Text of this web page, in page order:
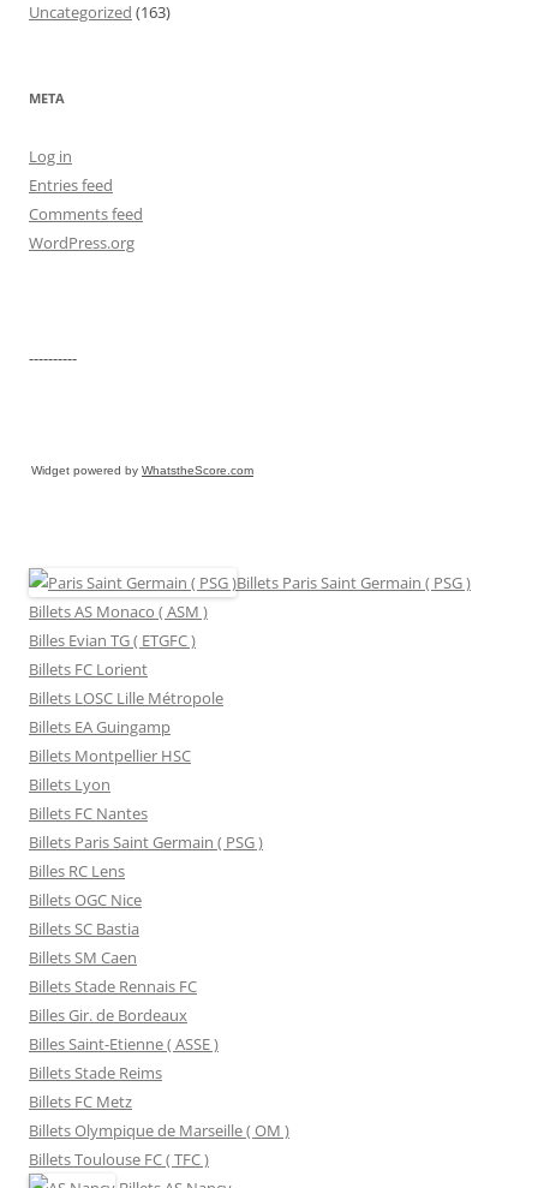
Uncategorized (163)
META
Log in
Entries feed
Comments feed
WordPress.org
----------
Widget powered by WhatstheScore.com
Billets Paris Saint Germain ( PSG )
Billets AS Monaco ( ASM )
Billes Evian TG ( ETGFC )
Billets FC Lorient
Billets LOSC Lille Métropole
Billets EA Guingamp
Billets Montpellier HSC
Billets Lyon
Billets FC Nantes
Billets Paris Saint Germain ( PSG )
Billes RC Lens
Billets OGC Nice
Billets SC Bastia
Billets SM Caen
Billets Stade Rennais FC
Billes Gir. de Bordeaux
Billes Saint-Etienne ( ASSE )
Billets Stade Reims
Billets FC Metz
Billets Olympique de Marseille ( OM )
Billets Toulouse FC ( TFC )